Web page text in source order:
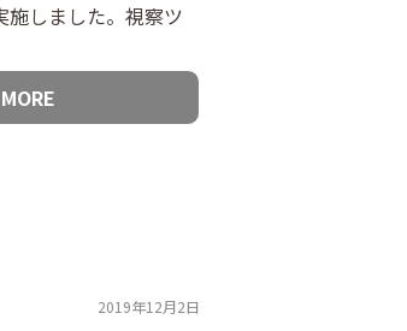
施しました。視察ツ
MORE
2019年12月2日